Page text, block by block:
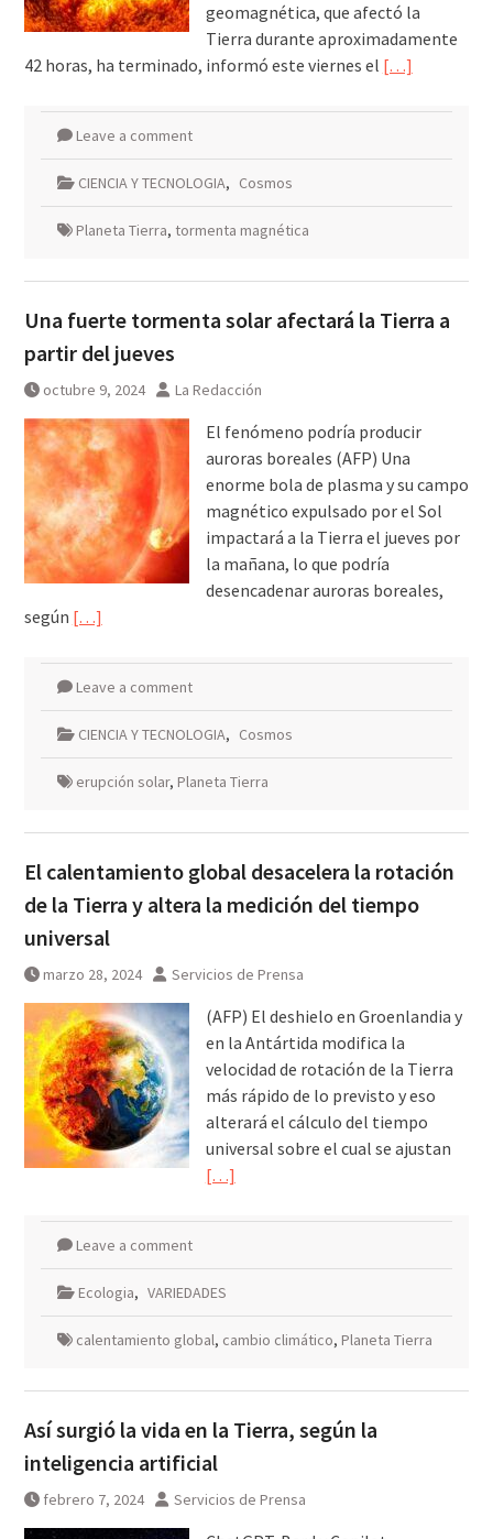
geomagnética, que afectó la
Tierra durante aproximadamente
42 horas, ha terminado, informó este viernes el […]
Leave a comment
CIENCIA Y TECNOLOGIA, Cosmos
Planeta Tierra, tormenta magnética
Una fuerte tormenta solar afectará la Tierra a
partir del jueves
octubre 9, 2024 La Redacción
El fenómeno podría producir
auroras boreales (AFP) Una
enorme bola de plasma y su campo
magnético expulsado por el Sol
impactará a la Tierra el jueves por
la mañana, lo que podría
desencadenar auroras boreales,
según […]
Leave a comment
CIENCIA Y TECNOLOGIA, Cosmos
erupción solar, Planeta Tierra
El calentamiento global desacelera la rotación
de la Tierra y altera la medición del tiempo
universal
marzo 28, 2024 Servicios de Prensa
(AFP) El deshielo en Groenlandia y
en la Antártida modifica la
velocidad de rotación de la Tierra
más rápido de lo previsto y eso
alterará el cálculo del tiempo
universal sobre el cual se ajustan
[…]
Leave a comment
Ecologia, VARIEDADES
calentamiento global, cambio climático, Planeta Tierra
Así surgió la vida en la Tierra, según la
inteligencia artificial
febrero 7, 2024 Servicios de Prensa